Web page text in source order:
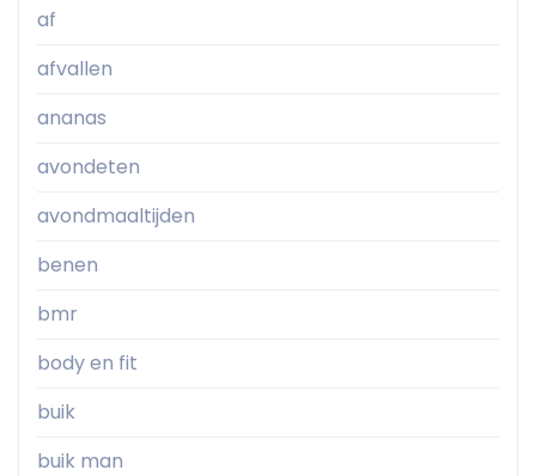
af
afvallen
ananas
avondeten
avondmaaltijden
benen
bmr
body en fit
buik
buik man